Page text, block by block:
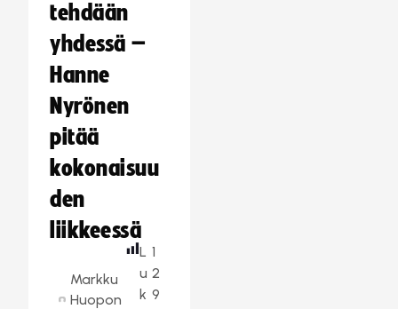
tehdään
yhdessä –
Hanne
Nyrönen
pitää
kokonaisuu
den
liikkeessä
Markku
Huopon
L
u
k
1
2
9